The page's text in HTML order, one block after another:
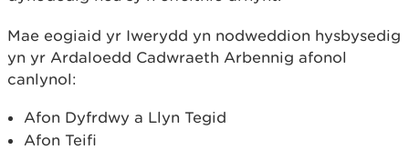
Mae eogiaid yr Iwerydd yn nodweddion hysbysedig
yn yr Ardaloedd Cadwraeth Arbennig afonol
canlynol:
Afon Dyfrdwy a Llyn Tegid
Afon Teifi